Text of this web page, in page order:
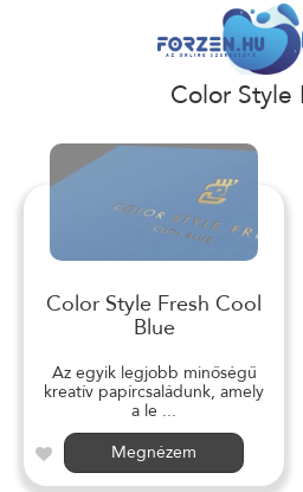
Color Style
Color Style Fresh Cool
Blue
Az egyik legjobb minőségű
kreatív papírcsaládunk, amely
a le ...
Megnézem